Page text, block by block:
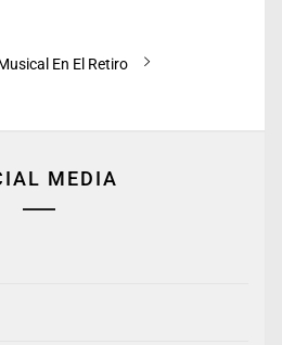
En El Retiro
MEDIA